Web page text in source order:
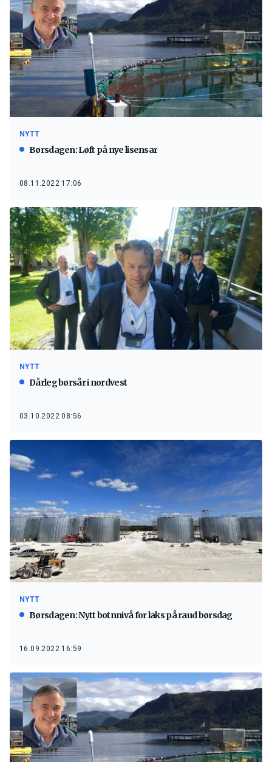
NYTT
Børsdagen: Løft på nye lisensar
08.11.2022 17:06
NYTT
Dårleg børsår i nordvest
03.10.2022 08:56
NYTT
Børsdagen: Nytt botnnivå for laks på raud børsdag
16.09.2022 16:59